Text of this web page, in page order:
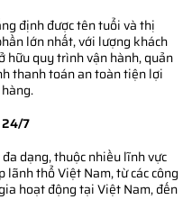
định được tên tuổi và thị
lớn nhất, với lượng khách
hữu quy trình vận hành, quản
thanh toán an toàn tiện lợi
24/7
dạng, thuộc nhiều lĩnh vực
thổ Việt Nam, từ các công
hoạt động tại Việt Nam, đến